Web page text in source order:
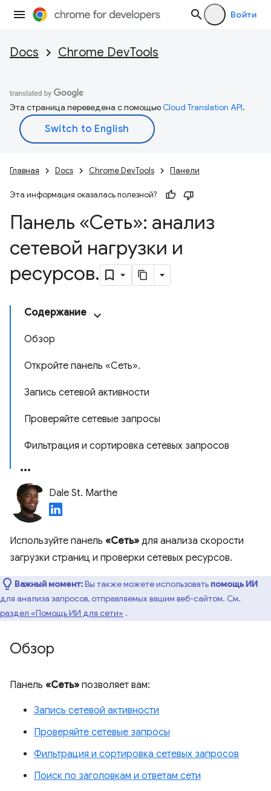
Войти
Docs Chrome DevTools
Эта страница переведена с помощьюCloud Translation API.
Главная Docs Chrome DevTools Панели
Эта информация оказалась полезной?
Панель «Сеть»: анализ
сетевой нагрузки и
ресурсов.
Содержание
Обзор
Откройте панель «Сеть».
Запись сетевой активности
Проверяйте сетевые запросы
Фильтрация и сортировка сетевых запросов
Dale St. Marthe
Используйте панель «Сеть» для анализа скорости
загрузки страниц и проверки сетевых ресурсов.
Важный момент:Вы также можете использовать помощь ИИ
для анализа запросов, отправляемых вашим веб-сайтом. См.
раздел «Помощь ИИ для сети» .
Обзор
Панель «Сеть» позволяет вам:
Запись сетевой активности
Проверяйте сетевые запросы
Фильтрация и сортировка сетевых запросов
Поиск по заголовкам и ответам сети